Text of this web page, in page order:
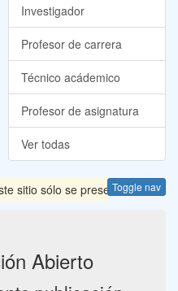
Investigador
Profesor de carrera
Técnico acádemico
Profesor de asignatura
Ver todas
Toggle nav
sitio sólo se presentan las
Abierto